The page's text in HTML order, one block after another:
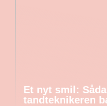
Et nyt smil:
tandteknikeren